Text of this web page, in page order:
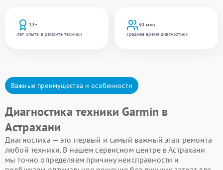
13+
лет опыта в ремонте техники
30 мин
среднее время диагностики
Важные преимущества и особенности
Диагностика техники Garmin в
Астрахани
Диагностика — это первый и самый важный этап ремонта
любой техники. В нашем сервисном центре в Астрахани
мы точно определяем причину неисправности и